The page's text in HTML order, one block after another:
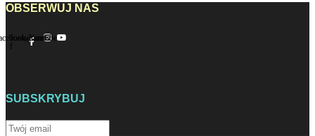
OBSERWUJ NAS
f
InstagramYoutube
SUBSKRYBUJ